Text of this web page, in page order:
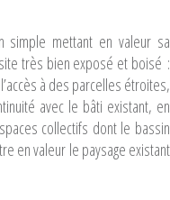
simple mettant en valeur sa
très bien exposé et boisé :
à des parcelles étroites,
avec le bâti existant, en
collectifs dont le bassin
en valeur le paysage existant